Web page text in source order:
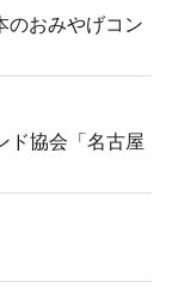
のおみやげコン
ド協会「名古屋